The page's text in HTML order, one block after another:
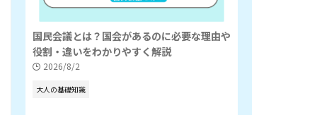
国民会議とは？国会があるのに必要な理由や
役割・違いをわかりやすく解説
2026/8/2
大人の基礎知識